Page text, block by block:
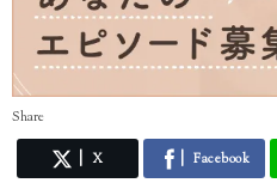
Share
X Facebook